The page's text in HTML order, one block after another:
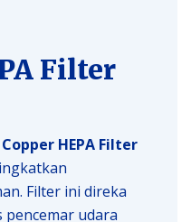
Filter
Copper HEPA Filter
Filter ini direka
udara